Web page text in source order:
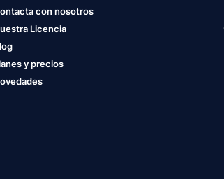
con nosotros
Licencia
y precios